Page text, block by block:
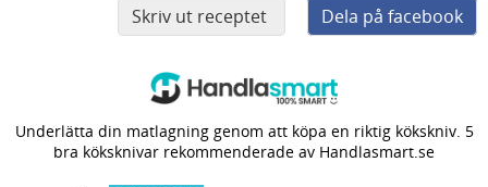
Skriv ut receptet Dela på facebook
Underlätta din matlagning genom att köpa en riktig kökskniv. 5
bra köksknivar rekommenderade av Handlasmart.se